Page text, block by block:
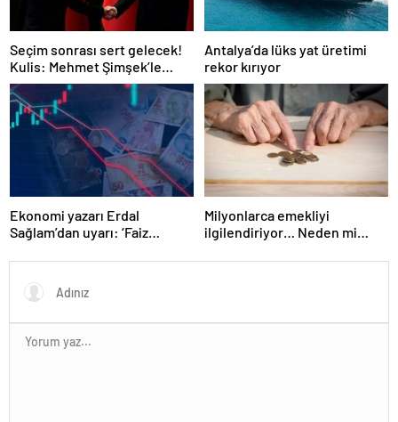
Seçim sonrası sert gelecek!
Kulis: Mehmet Şimşek’le
Erdoğan’ın ‘yoksulları
öldürdün’ tartışması
Antalya’da lüks yat üretimi
rekor kırıyor
Ekonomi yazarı Erdal
Sağlam’dan uyarı: ‘Faiz
itibaren göreceğiz’
Milyonlarca emekliyi
ilgilendiriyor… Neden mi
Uzmanlar anlattı